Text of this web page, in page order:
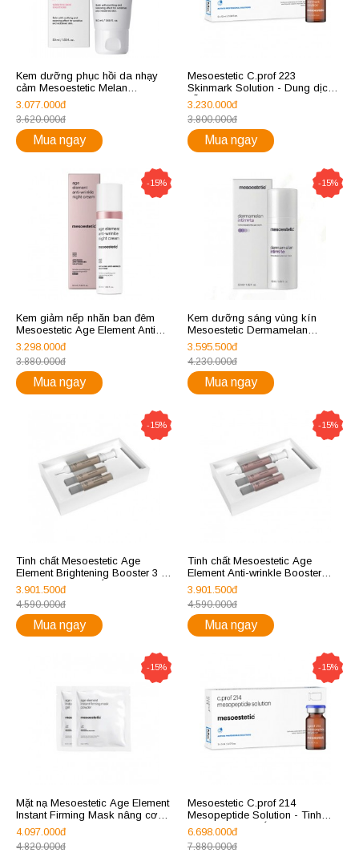
Kem dưỡng phục hồi da nhạy
cảm Mesoestetic Melan
Recovery
3.077.000đ
3.620.000đ
Mua ngay
Mesoestetic C.prof 223
Skinmark Solution - Dung dịch
hỗ trợ giảm ngừa rạn da, sẹo
mụn
3.230.000đ
3.800.000đ
Mua ngay
-15%
Kem giảm nếp nhăn ban đêm
Mesoestetic Age Element Anti
Wrinkle Night Cream
3.298.000đ
3.880.000đ
Mua ngay
-15%
Kem dưỡng sáng vùng kín
Mesoestetic Dermamelan
Intimate Home Depigmenting Gel
Cream
3.595.500đ
4.230.000đ
Mua ngay
-15%
Tinh chất Mesoestetic Age
Element Brightening Booster 3 x
10ml dưỡng da trắng sáng
3.901.500đ
4.590.000đ
Mua ngay
-15%
Tinh chất Mesoestetic Age
Element Anti-wrinkle Booster
giảm nhăn, làm mịn da 3x10ml
3.901.500đ
4.590.000đ
Mua ngay
-15%
Mặt nạ Mesoestetic Age Element
Instant Firming Mask nâng cơ
và phục hồi da
4.097.000đ
4.820.000đ
-15%
Mesoestetic C.prof 214
Mesopeptide Solution - Tinh
chất làm săn chắc, chống lão
hóa da
6.698.000đ
7.880.000đ